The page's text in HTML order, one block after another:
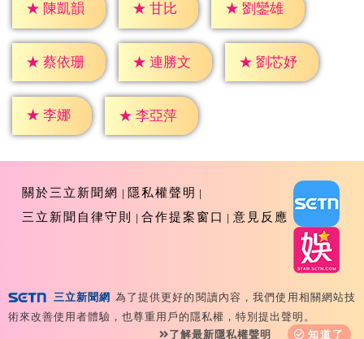
★ 陳凱韻 ★ 甘比 ★ 劉鑾雄
★ 蔡依珊 ★ 連勝文 ★ 劉芯妤
★ 李娜 ★ 李亞萍
關於三立新聞網
隱私權聲明
三立新聞自律守則
合作提案窗口 意見反應
Copyright ©2026 Sanlih E-Television All Rights
Reserved 版權所有 盜用必究 台北市內湖區舊宗路一段159
三立新聞網 為了提供更好的閱讀內容，我們使用相關網站技
術來改善使用者體驗，也尊重用戶的隱私權，特別提出聲明。
了解最新隱私權聲明
知道了